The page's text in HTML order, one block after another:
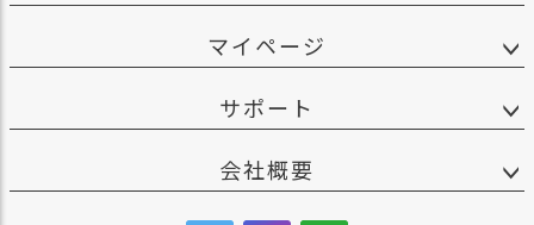
マイページ
サポート
会社概要